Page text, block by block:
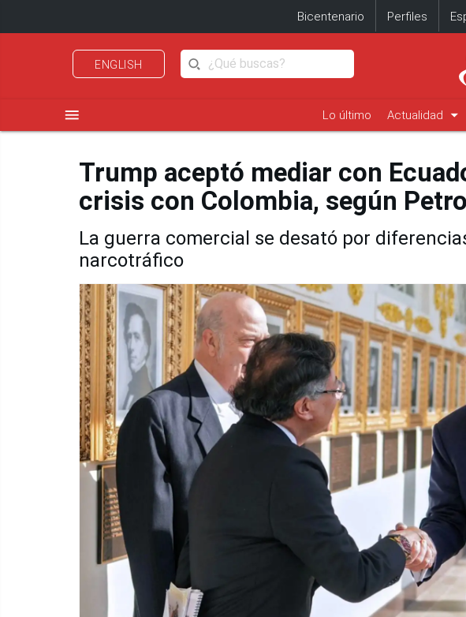
Bicentenario Perfiles
ENGLISH
menu Lo último Actualidad arrow_drop_down
Trump aceptó mediar con
crisis con Colombia, según Petro
La guerra comercial se desató por
narcotráfico